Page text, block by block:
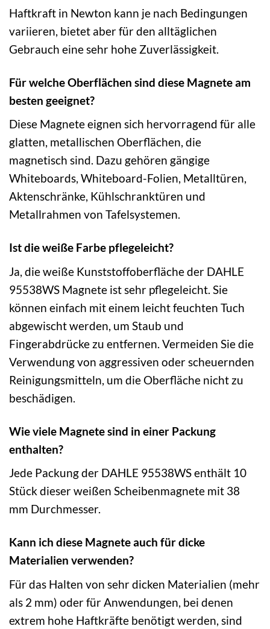
Haftkraft in Newton kann je nach Bedingungen
variieren, bietet aber für den alltäglichen
Gebrauch eine sehr hohe Zuverlässigkeit.
Für welche Oberflächen sind diese Magnete am
besten geeignet?
Diese Magnete eignen sich hervorragend für alle
glatten, metallischen Oberflächen, die
magnetisch sind. Dazu gehören gängige
Whiteboards, Whiteboard-Folien, Metalltüren,
Aktenschränke, Kühlschranktüren und
Metallrahmen von Tafelsystemen.
Ist die weiße Farbe pflegeleicht?
Ja, die weiße Kunststoffoberfläche der DAHLE
95538WS Magnete ist sehr pflegeleicht. Sie
können einfach mit einem leicht feuchten Tuch
abgewischt werden, um Staub und
Fingerabdrücke zu entfernen. Vermeiden Sie die
Verwendung von aggressiven oder scheuernden
Reinigungsmitteln, um die Oberfläche nicht zu
beschädigen.
Wie viele Magnete sind in einer Packung
enthalten?
Jede Packung der DAHLE 95538WS enthält 10
Stück dieser weißen Scheibenmagnete mit 38
mm Durchmesser.
Kann ich diese Magnete auch für dicke
Materialien verwenden?
Für das Halten von sehr dicken Materialien (mehr
als 2 mm) oder für Anwendungen, bei denen
extrem hohe Haftkräfte benötigt werden, sind